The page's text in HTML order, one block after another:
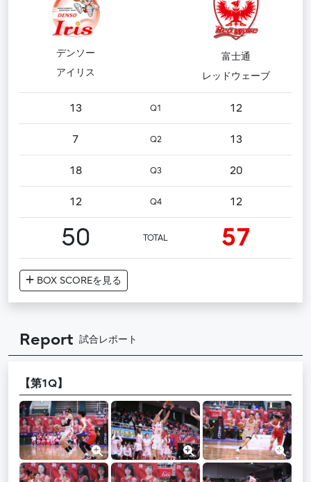
デンソー
アイリス
富士通
レッドウェーブ
13 Q1 12
7 Q2 13
18 Q3 20
12 Q4 12
50 TOTAL 57
BOX SCOREを見る
Report 試合レポート
【第1Q】